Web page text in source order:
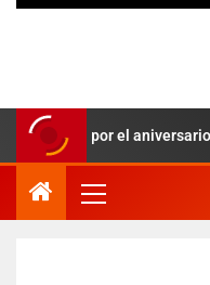
Paz por el aniversario patrio